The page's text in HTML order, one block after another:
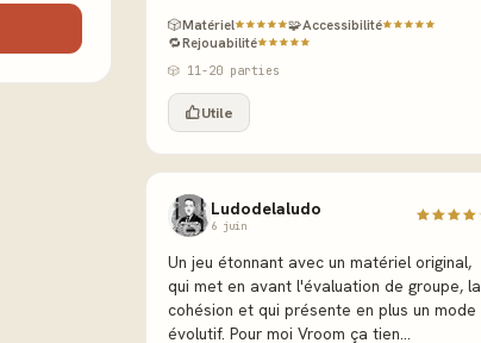
🎲Matériel 🧩Accessibilité
🔁Rejouabilité
🎲 11-20 parties
Utile
Ludodelaludo
6 juin
Un jeu étonnant avec un matériel original,
qui met en avant l'évaluation de groupe, la
cohésion et qui présente en plus un mode
évolutif. Pour moi Vroom ça tien...